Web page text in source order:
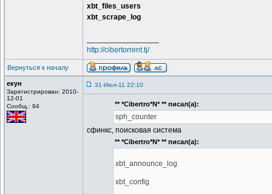
xbt_files_users
xbt_scrape_log
http://cibertorrent.tj/
Вернуться к началу
екун
Зарегистрирован: 2010-
12-01
Сообщ.: 94
31-Июл-11 22:10
** *Cibertro*N* ** писал(а):
sph_counter
сфинкс, поисковая система
** *Cibertro*N* ** писал(а):
xbt_announce_log
xbt_config